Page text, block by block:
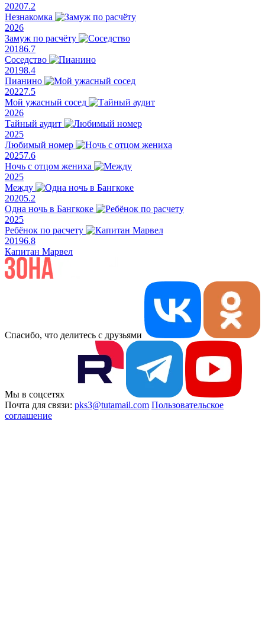
20207.2
Незнакомка
2026
Замуж по расчёту
20186.7
Соседство
20198.4
Пианино
20227.5
Мой ужасный сосед
2026
Тайный аудит
2025
Любимый номер
20257.6
Ночь с отцом жениха
2025
Между
20205.2
Одна ночь в Бангкоке
2025
Ребёнок по расчету
20196.8
Капитан Марвел
Спасибо, что делитесь с друзьями
Мы в соцсетях
Почта для связи: pks3@tutamail.com Пользовательское
соглашение